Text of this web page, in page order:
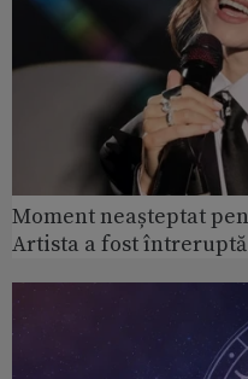
Moment neașteptat
Artista a fost întreruptă